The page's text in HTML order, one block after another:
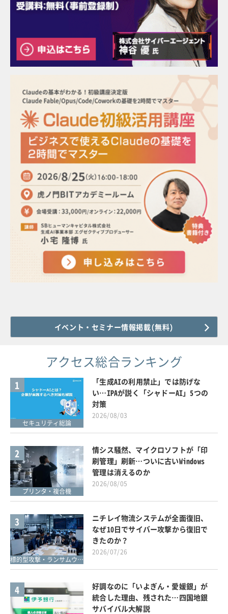
イベント・セミナー情報掲載(無料)
アクセス総合ランキング
1
セキュリティ総論
「生成AIの利用禁止」では防げな
い…IPAが説く「シャドーAI」5つの
対策
2026/08/03
2
プリンタ・複合機
情シス騒然、マイクロソフトが「印
刷管理」刷新…ついに古いWindows
管理は消えるのか
2026/08/05
3
標的型攻撃・ランサムウェア対策
ニチレイ物流システムが全面復旧、
なぜ10日でサイバー攻撃から復旧で
きたのか？
2026/07/26
4
好調なのに「いよぎん・愛媛銀」が
統合した理由、残された…四国地銀
サバイバル大解説